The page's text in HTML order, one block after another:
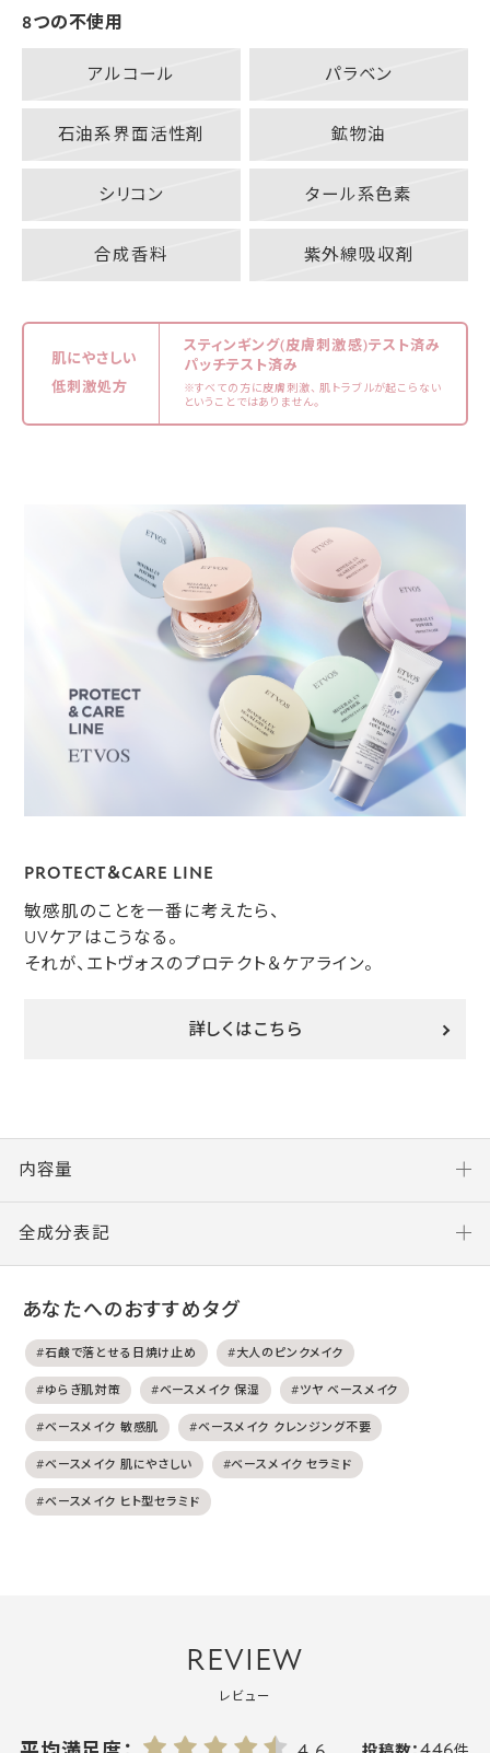
8つの不使用
アルコール パラベン
石油系界面活性剤 鉱物油
シリコン タール系色素
合成香料 紫外線吸収剤
肌にやさしい
低刺激処方
スティンギング(皮膚刺激感)テスト済み
パッチテスト済み
※すべての方に皮膚刺激、 肌トラブルが起こらない
ということではありません。
PROTECT＆CARE LINE
敏感肌のことを一番に考えたら、
UVケアはこうなる。
それが、エトヴォスのプロテクト＆ケアライン。
詳しくはこちら
内容量
全成分表記
あなたへのおすすめタグ
#石鹸で落とせる日焼け止め #大人のピンクメイク
#ゆらぎ肌対策 #ベースメイク 保湿 #ツヤ ベースメイク
#ベースメイク 敏感肌 #ベースメイク クレンジング不要
#ベースメイク 肌にやさしい #ベースメイク セラミド
#ベースメイク ヒト型セラミド
REVIEW
レビュー